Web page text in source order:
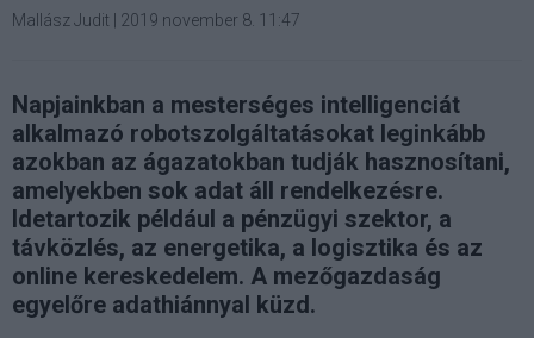
Mallász Judit 2019 november 8. 11:47
Napjainkban a mesterséges intelligenciát
alkalmazó robotszolgáltatásokat leginkább
azokban az ágazatokban tudják hasznosítani,
amelyekben sok adat áll rendelkezésre.
Idetartozik például a pénzügyi szektor, a
távközlés, az energetika, a logisztika és az
online kereskedelem. A mezőgazdaság
egyelőre adathiánnyal küzd.